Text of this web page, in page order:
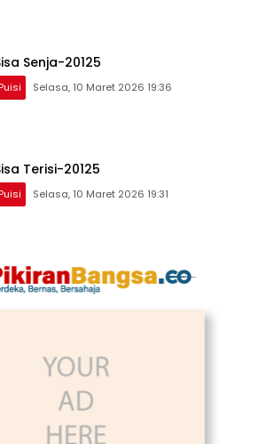
Senja-20125
Puisi Selasa, 10 Maret 2026 19:36
Terisi-20125
Puisi Selasa, 10 Maret 2026 19:31